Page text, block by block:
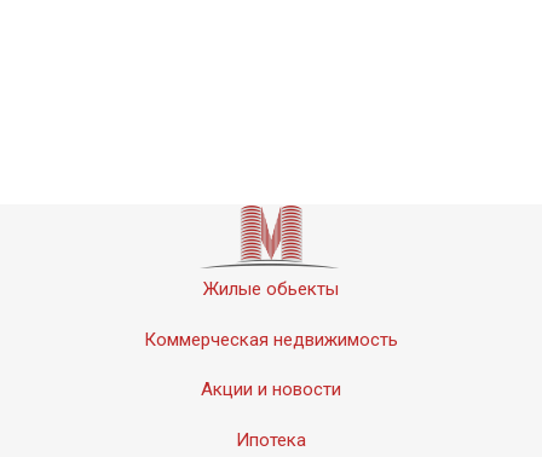
Жилые обьекты
Коммерческая недвижимость
Акции и новости
Ипотека